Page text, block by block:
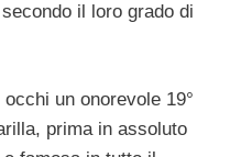
il loro grado di
un onorevole 19°
prima in assoluto